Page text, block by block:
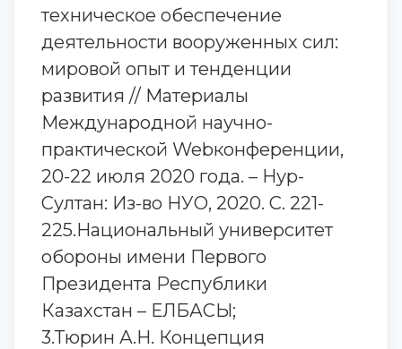
техническое обеспечение
деятельности вооруженных сил:
мировой опыт и тенденции
развития // Материалы
Международной научно-
практической Webконференции,
20-22 июля 2020 года. – Нур-
Султан: Из-во НУО, 2020. С. 221-
225.Национальный университет
обороны имени Первого
Президента Республики
Казахстан – ЕЛБАСЫ;
3.Тюрин А.Н. Концепция